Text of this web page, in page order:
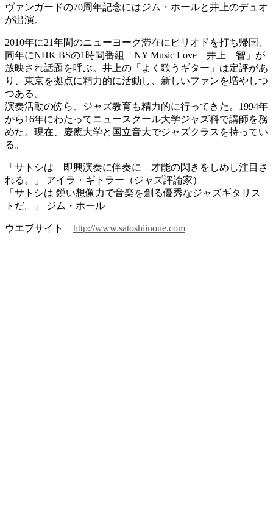
ヴァンガードの70周年記念にはジム・ホールと井上のデュオ
が出演。
2010年に21年間のニューヨーク滞在にピリオドを打ち帰国、
同年にNHK BSの1時間番組「NY Music Love 井上 智」が
放映され話題を呼ぶ。井上の「よく歌うギター」は定評があ
り、東京を拠点に精力的に活動し、新しいファンを増やしつ
つある。
演奏活動の傍ら、ジャズ教育も精力的に行ってきた。1994年
から16年にわたってニュースクール大学ジャズ科で講師を務
めた。現在、慶應大学と国立音大でジャズクラスを持ってい
る。
「サトシは 即興演奏に伴奏に 才能の閃きをしめし注目さ
れる。」 アイラ・ギトラー（ジャズ評論家）
「サトシは 鋭い想像力で音楽を創る優秀なジャズギタリス
トだ。」 ジム・ホール
ウエブサイト http://www.satoshiinoue.com